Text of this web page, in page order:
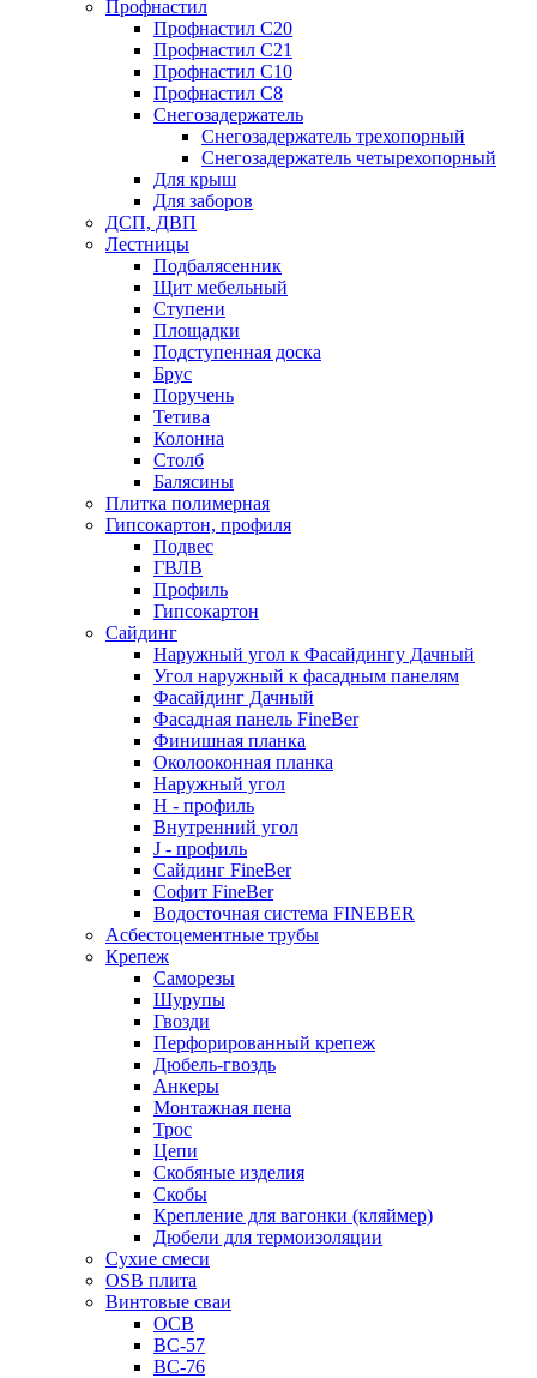
Профнастил
Профнастил С20
Профнастил С21
Профнастил С10
Профнастил С8
Снегозадержатель
Снегозадержатель трехопорный
Снегозадержатель четырехопорный
Для крыш
Для заборов
ДСП, ДВП
Лестницы
Подбалясенник
Щит мебельный
Ступени
Площадки
Подступенная доска
Брус
Поручень
Тетива
Колонна
Столб
Балясины
Плитка полимерная
Гипсокартон, профиля
Подвес
ГВЛВ
Профиль
Гипсокартон
Сайдинг
Наружный угол к Фасайдингу Дачный
Угол наружный к фасадным панелям
Фасайдинг Дачный
Фасадная панель FineBer
Финишная планка
Околооконная планка
Наружный угол
H - профиль
Внутренний угол
J - профиль
Сайдинг FineBer
Софит FineBer
Водосточная система FINEBER
Асбестоцементные трубы
Крепеж
Саморезы
Шурупы
Гвозди
Перфорированный крепеж
Дюбель-гвоздь
Анкеры
Монтажная пена
Трос
Цепи
Скобяные изделия
Скобы
Крепление для вагонки (кляймер)
Дюбели для термоизоляции
Сухие смеси
OSB плита
Винтовые сваи
ОСВ
ВС-57
ВС-76